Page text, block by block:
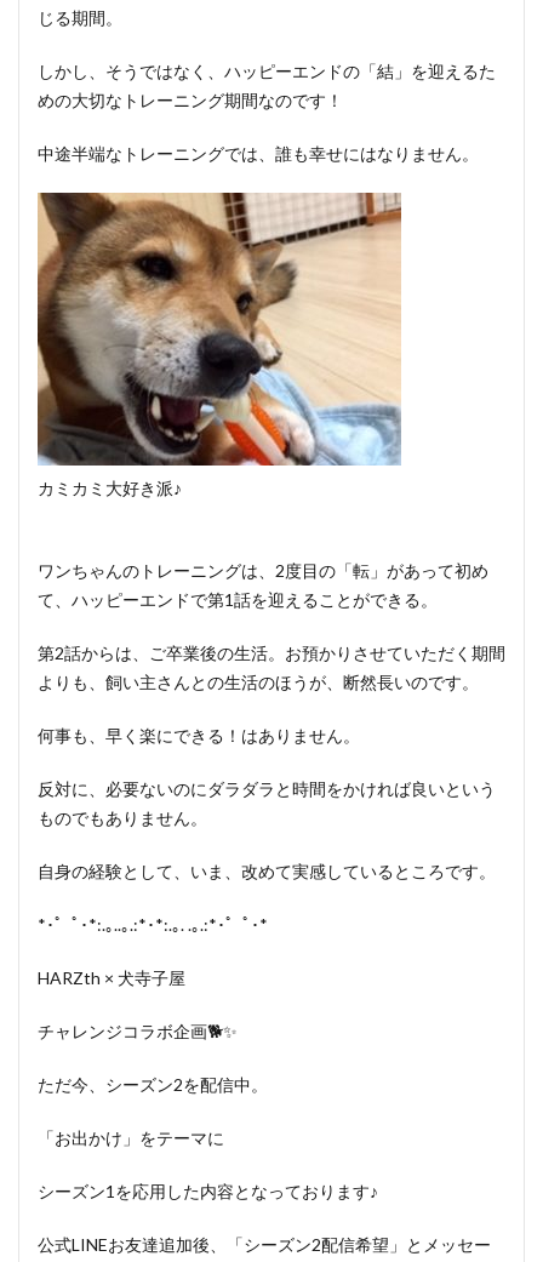
じる期間。
しかし、そうではなく、ハッピーエンドの「結」を迎えるた
めの大切なトレーニング期間なのです！
中途半端なトレーニングでは、誰も幸せにはなりません。
カミカミ大好き派♪
ワンちゃんのトレーニングは、2度目の「転」があって初め
て、ハッピーエンドで第1話を迎えることができる。
第2話からは、ご卒業後の生活。お預かりさせていただく期間
よりも、飼い主さんとの生活のほうが、断然長いのです。
何事も、早く楽にできる！はありません。
反対に、必要ないのにダラダラと時間をかければ良いという
ものでもありません。
自身の経験として、いま、改めて実感しているところです。
*･゜ﾟ･*:.｡..｡.:*･*:.｡. .｡.:*･゜ﾟ･*
HARZth × 犬寺子屋
チャレンジコラボ企画🐕✨
ただ今、シーズン2を配信中。
「お出かけ」をテーマに
シーズン1を応用した内容となっております♪
公式LINEお友達追加後、「シーズン2配信希望」とメッセー